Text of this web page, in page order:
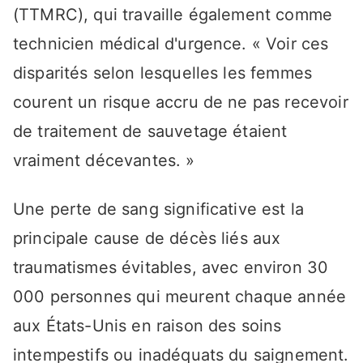
(TTMRC), qui travaille également comme
technicien médical d'urgence. « Voir ces
disparités selon lesquelles les femmes
courent un risque accru de ne pas recevoir
de traitement de sauvetage étaient
vraiment décevantes. »
Une perte de sang significative est la
principale cause de décès liés aux
traumatismes évitables, avec environ 30
000 personnes qui meurent chaque année
aux États-Unis en raison des soins
intempestifs ou inadéquats du saignement.